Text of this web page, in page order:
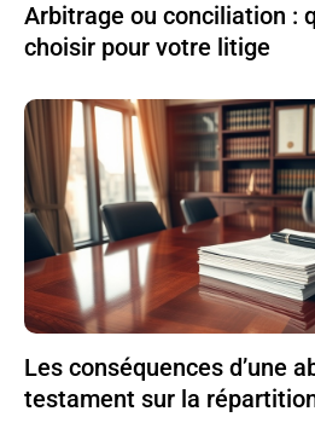
Arbitrage ou conciliation :
choisir pour votre litige
Les conséquences d’une
testament sur la